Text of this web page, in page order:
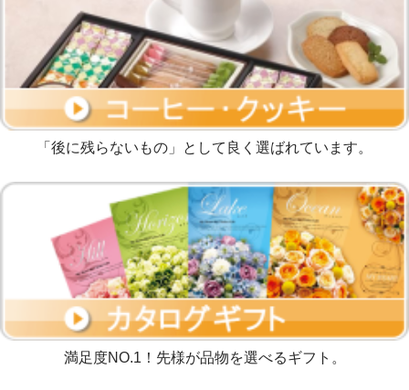
「後に残らないもの」として良く選ばれています。
満足度NO.1！先様が品物を選べるギフト。